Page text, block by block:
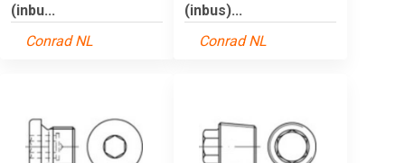
(inbu...
Conrad NL
(inbus)...
Conrad NL